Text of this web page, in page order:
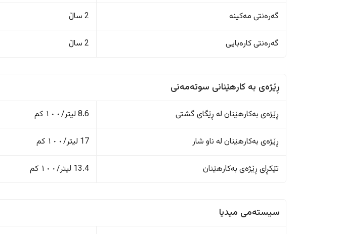
گەرەنتی مەکینە 2 ساڵ
گەرەنتی کارەبایی 2 ساڵ
ڕێژەى به کارهێنانی سوتەمەنی
ڕێژەى بەکارهێنان له ڕێگای گشتی 8.6 لیتر/١٠٠ کم
ڕێژەى بەکارهێنان له ناو شار 17 لیتر/١٠٠ کم
تێکڕای ڕێژەى بەکارهێنان 13.4 لیتر/١٠٠ کم
سیستەمی میدیا